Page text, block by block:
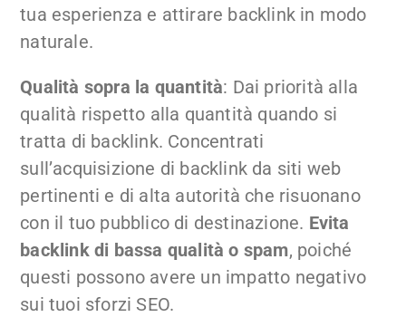
tua esperienza e attirare backlink in modo
naturale.
Qualità sopra la quantità: Dai priorità alla
qualità rispetto alla quantità quando si
tratta di backlink. Concentrati
sull’acquisizione di backlink da siti web
pertinenti e di alta autorità che risuonano
con il tuo pubblico di destinazione. Evita
backlink di bassa qualità o spam, poiché
questi possono avere un impatto negativo
sui tuoi sforzi SEO.